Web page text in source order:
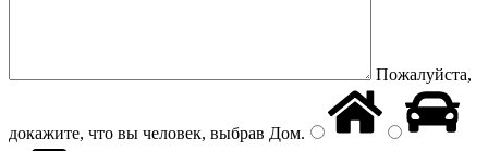
Пожалуйста,
докажите, что вы человек, выбрав Дом.